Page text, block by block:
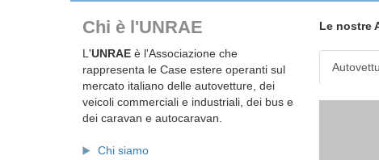
Chi è l'UNRAE
L'UNRAE è l'Associazione che
rappresenta le Case estere operanti sul
mercato italiano delle autovetture, dei
veicoli commerciali e industriali, dei bus e
dei caravan e autocaravan.
Chi siamo
Le nostre